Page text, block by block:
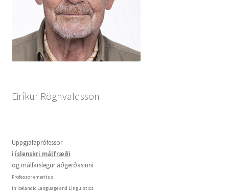
Eiríkur Rögnvaldsson
Uppgjafaprófessor
í íslenskri málfræði
og málfarslegur aðgerðasinni
Professor emeritus
in Icelandic Language and Linguistics